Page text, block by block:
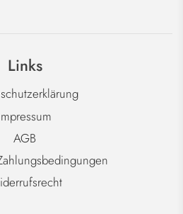
Links
AGB